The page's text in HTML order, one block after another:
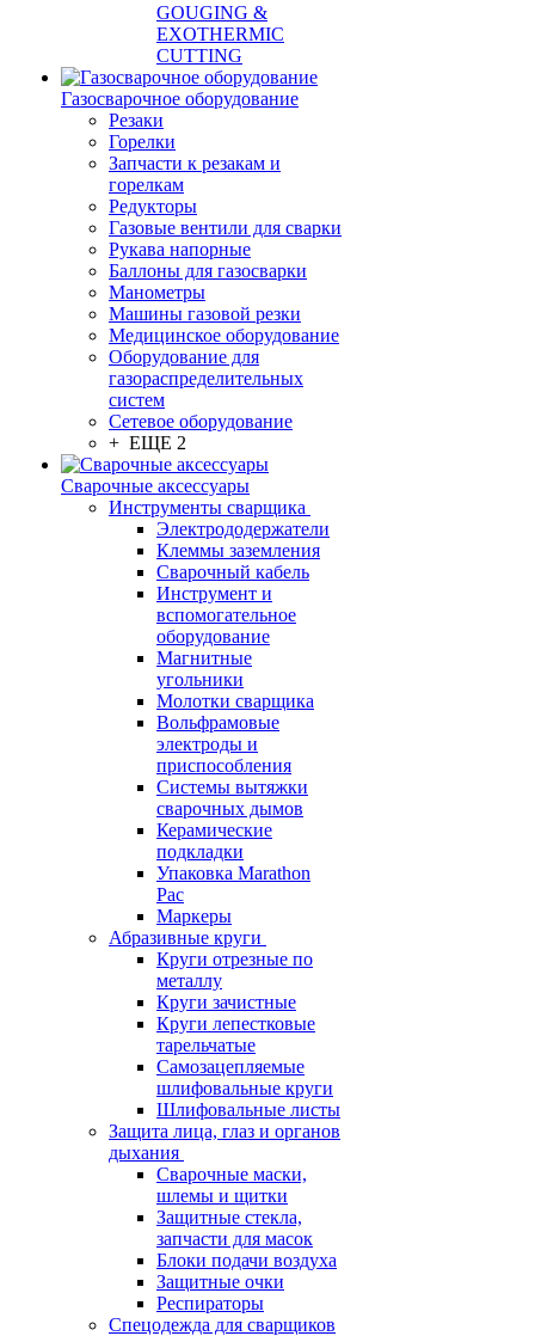
GOUGING &
EXOTHERMIC
CUTTING
Газосварочное оборудование
Резаки
Горелки
Запчасти к резакам и
горелкам
Редукторы
Газовые вентили для сварки
Рукава напорные
Баллоны для газосварки
Манометры
Машины газовой резки
Медицинское оборудование
Оборудование для
газораспределительных
систем
Сетевое оборудование
+ ЕЩЕ 2
Сварочные аксессуары
Инструменты сварщика
Электрододержатели
Клеммы заземления
Сварочный кабель
Инструмент и
вспомогательное
оборудование
Магнитные
угольники
Молотки сварщика
Вольфрамовые
электроды и
приспособления
Системы вытяжки
сварочных дымов
Керамические
подкладки
Упаковка Marathon
Pac
Маркеры
Абразивные круги
Круги отрезные по
металлу
Круги зачистные
Круги лепестковые
тарельчатые
Самозацепляемые
шлифовальные круги
Шлифовальные листы
Защита лица, глаз и органов
дыхания
Сварочные маски,
шлемы и щитки
Защитные стекла,
запчасти для масок
Блоки подачи воздуха
Защитные очки
Респираторы
Спецодежда для сварщиков